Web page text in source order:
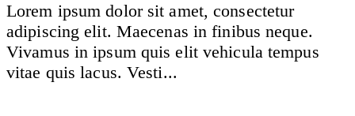
Lorem ipsum dolor sit amet, consectetur
adipiscing elit. Maecenas in finibus neque.
Vivamus in ipsum quis elit vehicula tempus
vitae quis lacus. Vesti...